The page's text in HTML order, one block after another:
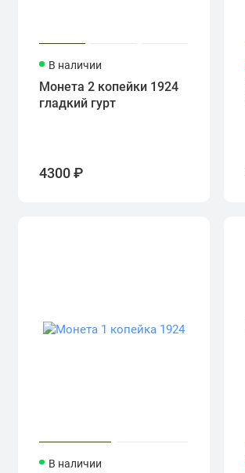
В наличии
Монета 2 копейки 1924
гладкий гурт
4300 ₽
В наличии